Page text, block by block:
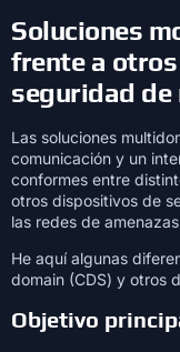
Soluciones
frente a
seguridad de
Las soluciones
comunicación y un
conformes entre
otros dispositivos de
las redes de
He aquí algunas
domain (CDS) y otros
Objetivo